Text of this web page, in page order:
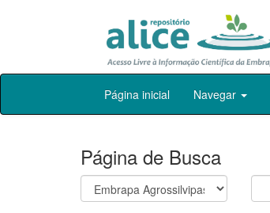
Skip
Página inicial Navegar
Página de Busca